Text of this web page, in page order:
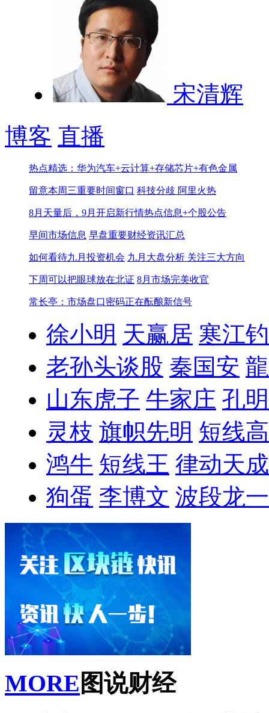
宋清辉
博客 直播
热点精选：华为汽车+云计算+存储芯片+有色金属
留意本周三重要时间窗口 科技分歧 阿里火热
8月天量后，9月开启新行情热点信息+个股公告
早间市场信息 早盘重要财经资讯汇总
如何看待九月投资机会 九月大盘分析 关注三大方向
下周可以把眼球放在北证 8月市场完美收官
常长亭：市场盘口密码正在酝酿新信号
徐小明 天赢居 寒江
老孙头谈股 秦国安
山东虎子 牛家庄 孔
灵枝 旗帜先明 短线
鸿牛 短线王 律动天成
狗蛋 李博文 波段龙一
MORE 图说财经